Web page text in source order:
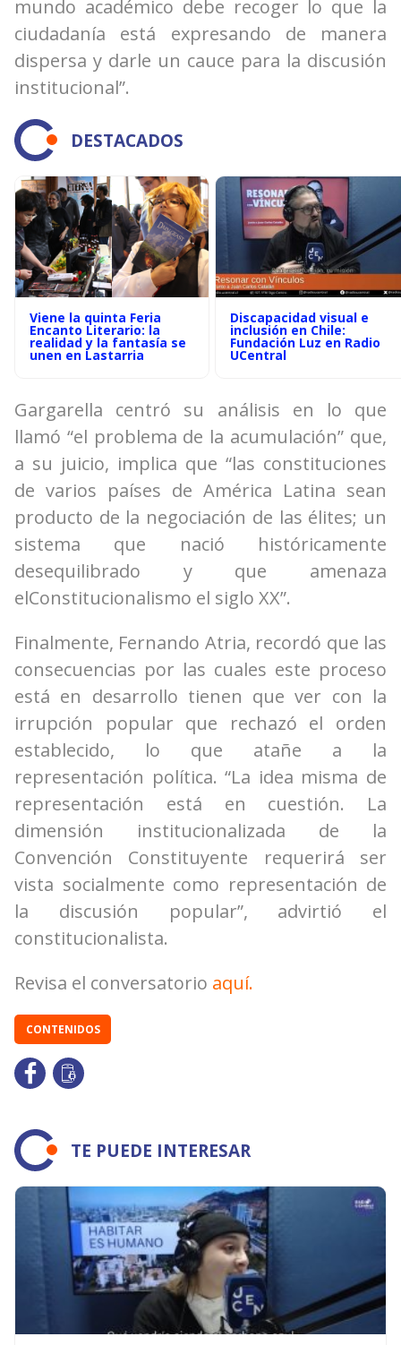
mundo académico debe recoger lo que la
ciudadanía está expresando de manera
dispersa y darle un cauce para la discusión
institucional”.
DESTACADOS
Viene la quinta Feria
Encanto Literario: la
realidad y la fantasía se
unen en Lastarria
Discapacidad visual e
inclusión en Chile:
Fundación Luz en Radio
UCentral
Gargarella centró su análisis en lo que
llamó “el problema de la acumulación” que,
a su juicio, implica que “las constituciones
de varios países de América Latina sean
producto de la negociación de las élites; un
sistema que nació históricamente
desequilibrado y que amenaza
elConstitucionalismo el siglo XX”.
Finalmente, Fernando Atria, recordó que las
consecuencias por las cuales este proceso
está en desarrollo tienen que ver con la
irrupción popular que rechazó el orden
establecido, lo que atañe a la
representación política. “La idea misma de
representación está en cuestión. La
dimensión institucionalizada de la
Convención Constituyente requerirá ser
vista socialmente como representación de
la discusión popular”, advirtió el
constitucionalista.
Revisa el conversatorio aquí.
CONTENIDOS
TE PUEDE INTERESAR